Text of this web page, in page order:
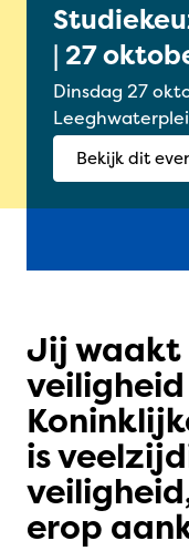
| 27
Dinsdag 27 oktober
Bekijk dit
Jij waakt
is
erop